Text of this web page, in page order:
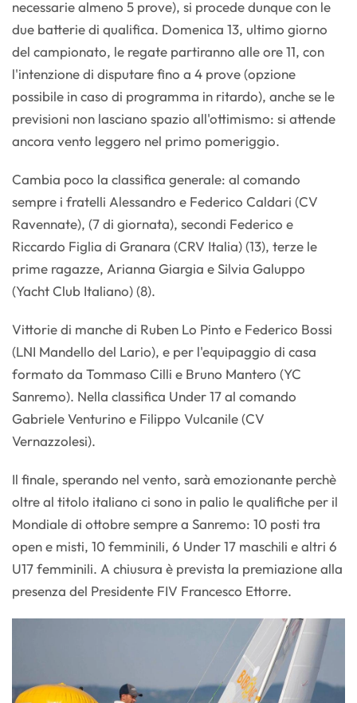
necessarie almeno 5 prove), si procede dunque con le
due batterie di qualifica. Domenica 13, ultimo giorno
del campionato, le regate partiranno alle ore 11, con
l'intenzione di disputare fino a 4 prove (opzione
possibile in caso di programma in ritardo), anche se le
previsioni non lasciano spazio all'ottimismo: si attende
ancora vento leggero nel primo pomeriggio.
Cambia poco la classifica generale: al comando
sempre i fratelli Alessandro e Federico Caldari (CV
Ravennate), (7 di giornata), secondi Federico e
Riccardo Figlia di Granara (CRV Italia) (13), terze le
prime ragazze, Arianna Giargia e Silvia Galuppo
(Yacht Club Italiano) (8).
Vittorie di manche di Ruben Lo Pinto e Federico Bossi
(LNI Mandello del Lario), e per l'equipaggio di casa
formato da Tommaso Cilli e Bruno Mantero (YC
Sanremo). Nella classifica Under 17 al comando
Gabriele Venturino e Filippo Vulcanile (CV
Vernazzolesi).
Il finale, sperando nel vento, sarà emozionante perchè
oltre al titolo italiano ci sono in palio le qualifiche per il
Mondiale di ottobre sempre a Sanremo: 10 posti tra
open e misti, 10 femminili, 6 Under 17 maschili e altri 6
U17 femminili. A chiusura è prevista la premiazione alla
presenza del Presidente FIV Francesco Ettorre.